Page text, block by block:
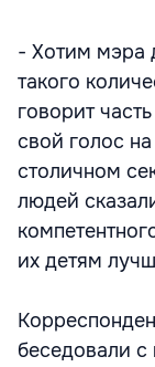
- Хотим мэра
такого
говорит
свой голос
столичном
людей
их детям
беседовали с